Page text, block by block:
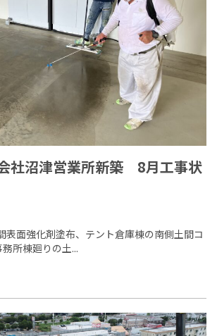
社沼津営業所新築 8月工事状
表面強化剤塗布、テント倉庫棟の南側土間コ
所棟廻りの土...